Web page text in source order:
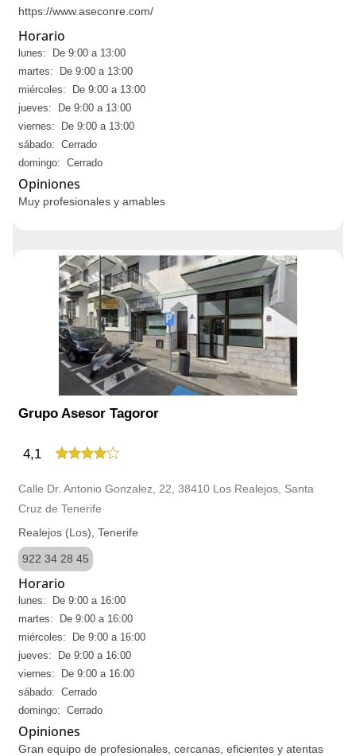
https://www.aseconre.com/
Horario
lunes: De 9:00 a 13:00
martes: De 9:00 a 13:00
miércoles: De 9:00 a 13:00
jueves: De 9:00 a 13:00
viernes: De 9:00 a 13:00
sábado: Cerrado
domingo: Cerrado
Opiniones
Muy profesionales y amables
Grupo Asesor Tagoror
4,1
Calle Dr. Antonio Gonzalez, 22, 38410 Los Realejos, Santa
Cruz de Tenerife
Realejos (Los), Tenerife
922 34 28 45
Horario
lunes: De 9:00 a 16:00
martes: De 9:00 a 16:00
miércoles: De 9:00 a 16:00
jueves: De 9:00 a 16:00
viernes: De 9:00 a 16:00
sábado: Cerrado
domingo: Cerrado
Opiniones
Gran equipo de profesionales, cercanas, eficientes y atentas